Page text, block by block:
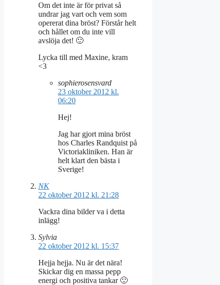
Om det inte är för privat så
undrar jag vart och vem som
opererat dina bröst? Förstår helt
och hållet om du inte vill
avslöja det! 🙂
Lycka till med Maxine, kram
<3
sophierosensvard
23 oktober 2012 kl.
06:20
Hej!
Jag har gjort mina bröst
hos Charles Randquist på
Victoriakliniken. Han är
helt klart den bästa i
Sverige!
NK
22 oktober 2012 kl. 21:28
Vackra dina bilder va i detta
inlägg!
Sylvia
22 oktober 2012 kl. 15:37
Hejja hejja. Nu är det nära!
Skickar dig en massa pepp
energi och positiva tankar 🙂